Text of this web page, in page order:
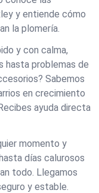
y entiende cómo
la plomería.
y con calma,
hasta problemas de
Sabemos
en crecimiento
ayuda directa
momento y
días calurosos
todo. Llegamos
y estable.